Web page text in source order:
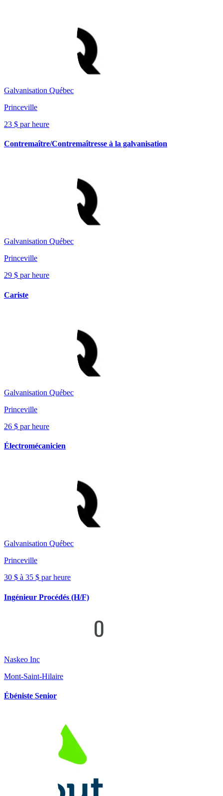
Galvanisation Québec
Princeville
23 $ par heure
Contremaître/Contremaîtresse à la galvanisation
Galvanisation Québec
Princeville
29 $ par heure
Cariste
Galvanisation Québec
Princeville
26 $ par heure
Électromécanicien
Galvanisation Québec
Princeville
30 $ à 35 $ par heure
Ingénieur Procédés (H/F)
Naskeo Inc
Mont-Saint-Hilaire
Ébéniste Senior